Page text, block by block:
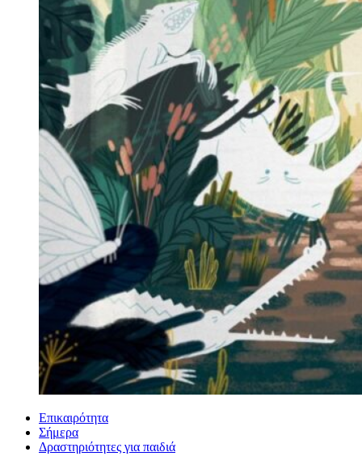
Επικαιρότητα
Σήμερα
Δραστηριότητες για παιδιά